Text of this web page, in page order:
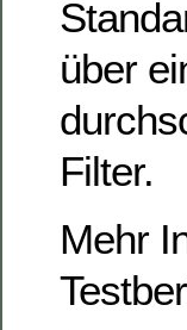
über
Filter.
Mehr